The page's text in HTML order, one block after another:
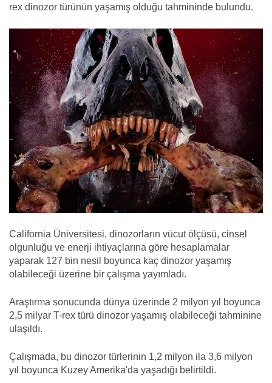
rex dinozor türünün yaşamış olduğu tahmininde bulundu.
California Üniversitesi, dinozorların vücut ölçüsü, cinsel
olgunluğu ve enerji ihtiyaçlarına göre hesaplamalar
yaparak 127 bin nesil boyunca kaç dinozor yaşamış
olabileceği üzerine bir çalışma yayımladı.
Araştırma sonucunda dünya üzerinde 2 milyon yıl boyunca
2,5 milyar T-rex türü dinozor yaşamış olabileceği tahminine
ulaşıldı.
Çalışmada, bu dinozor türlerinin 1,2 milyon ila 3,6 milyon
yıl boyunca Kuzey Amerika'da yaşadığı belirtildi.